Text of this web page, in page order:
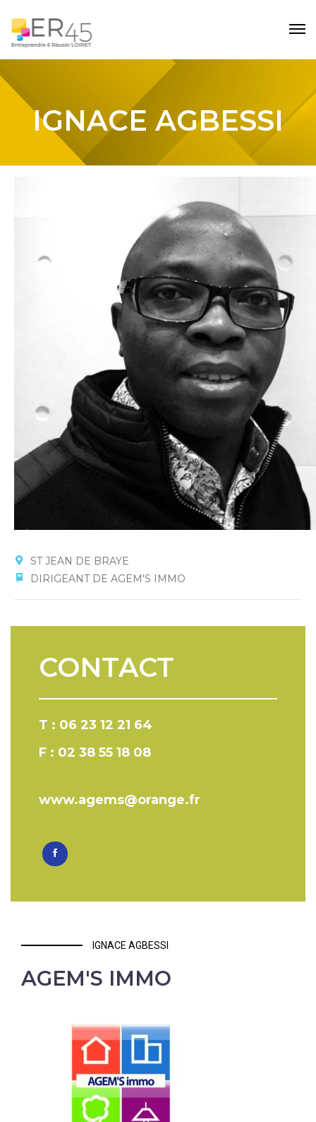
IGNACE AGBESSI
ST JEAN DE BRAYE
DIRIGEANT DE AGEM'S IMMO
CONTACT
T : 06 23 12 21 64
F : 02 38 55 18 08
www.agems@orange.fr
IGNACE AGBESSI
AGEM'S IMMO